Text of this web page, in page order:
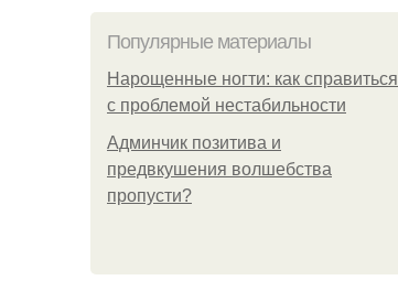
Популярные материалы
Нарощенные ногти: как справиться
с проблемой нестабильности
Админчик позитива и
предвкушения волшебства
пропусти?